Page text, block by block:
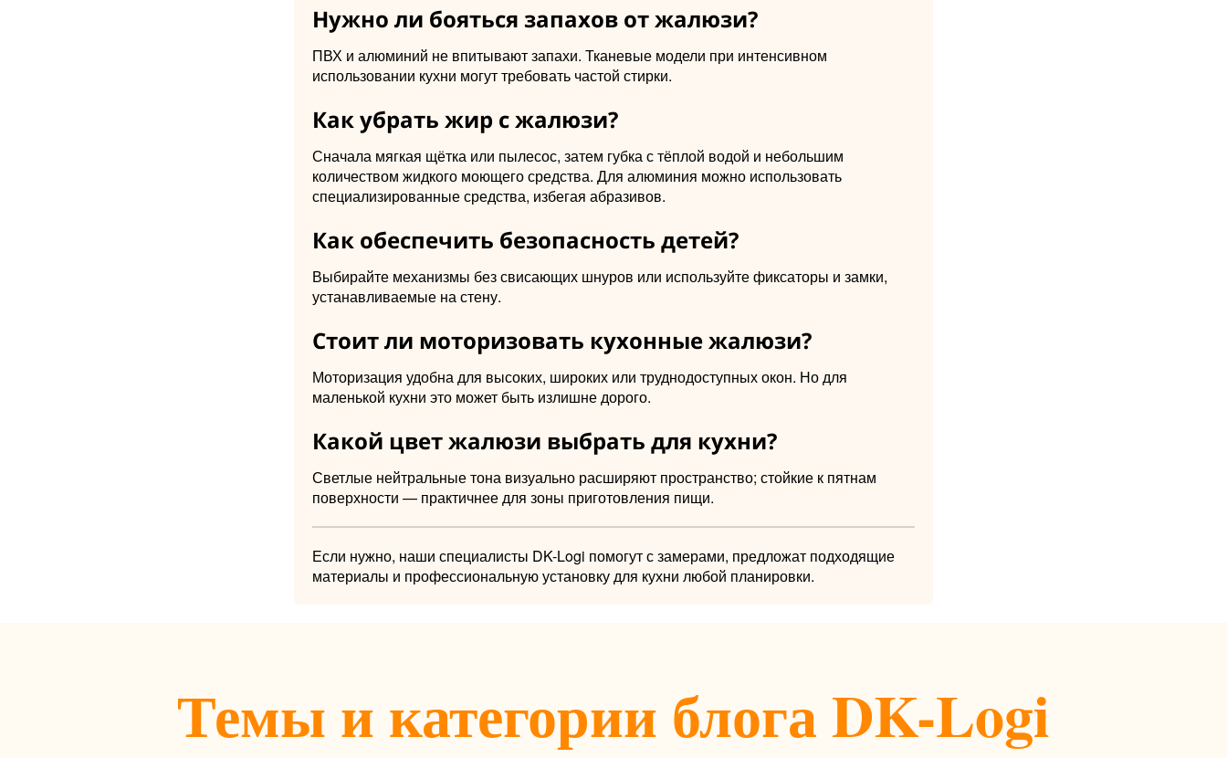
Нужно ли бояться запахов от жалюзи?
ПВХ и алюминий не впитывают запахи. Тканевые модели при интенсивном
использовании кухни могут требовать частой стирки.
Как убрать жир с жалюзи?
Сначала мягкая щётка или пылесос, затем губка с тёплой водой и небольшим
количеством жидкого моющего средства. Для алюминия можно использовать
специализированные средства, избегая абразивов.
Как обеспечить безопасность детей?
Выбирайте механизмы без свисающих шнуров или используйте фиксаторы и замки,
устанавливаемые на стену.
Стоит ли моторизовать кухонные жалюзи?
Моторизация удобна для высоких, широких или труднодоступных окон. Но для
маленькой кухни это может быть излишне дорого.
Какой цвет жалюзи выбрать для кухни?
Светлые нейтральные тона визуально расширяют пространство; стойкие к пятнам
поверхности — практичнее для зоны приготовления пищи.
Если нужно, наши специалисты DK-Logi помогут с замерами, предложат подходящие
материалы и профессиональную установку для кухни любой планировки.
Темы и категории блога DK-Logi